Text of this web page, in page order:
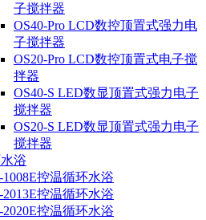
子搅拌器
OS40-Pro LCD数控顶置式强力电
子搅拌器
OS20-Pro LCD数控顶置式电子搅
拌器
OS40-S LED数显顶置式强力电子
搅拌器
OS20-S LED数显顶置式强力电子
搅拌器
浴
1008E控温循环水浴
2013E控温循环水浴
2020E控温循环水浴